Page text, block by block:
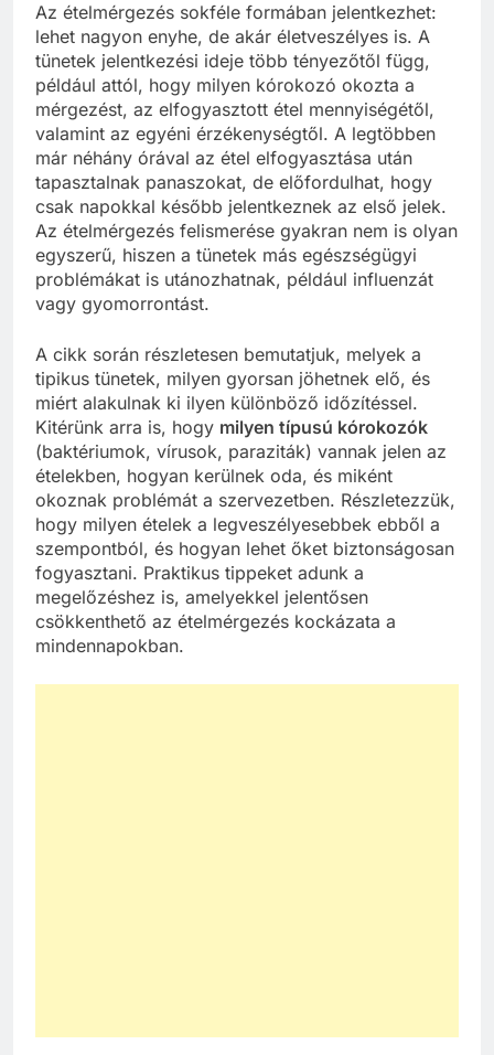
Az ételmérgezés sokféle formában jelentkezhet:
lehet nagyon enyhe, de akár életveszélyes is. A
tünetek jelentkezési ideje több tényezőtől függ,
például attól, hogy milyen kórokozó okozta a
mérgezést, az elfogyasztott étel mennyiségétől,
valamint az egyéni érzékenységtől. A legtöbben
már néhány órával az étel elfogyasztása után
tapasztalnak panaszokat, de előfordulhat, hogy
csak napokkal később jelentkeznek az első jelek.
Az ételmérgezés felismerése gyakran nem is olyan
egyszerű, hiszen a tünetek más egészségügyi
problémákat is utánozhatnak, például influenzát
vagy gyomorrontást.
A cikk során részletesen bemutatjuk, melyek a
tipikus tünetek, milyen gyorsan jöhetnek elő, és
miért alakulnak ki ilyen különböző időzítéssel.
Kitérünk arra is, hogy milyen típusú kórokozók
(baktériumok, vírusok, paraziták) vannak jelen az
ételekben, hogyan kerülnek oda, és miként
okoznak problémát a szervezetben. Részletezzük,
hogy milyen ételek a legveszélyesebbek ebből a
szempontból, és hogyan lehet őket biztonságosan
fogyasztani. Praktikus tippeket adunk a
megelőzéshez is, amelyekkel jelentősen
csökkenthető az ételmérgezés kockázata a
mindennapokban.